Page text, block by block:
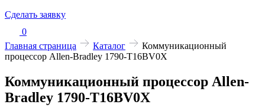
Сделать заявку
0
Главная страница
Каталог
Коммуникационный
процессор Allen-Bradley 1790-T16BV0X
Коммуникационный процессор Allen-
Bradley 1790-T16BV0X